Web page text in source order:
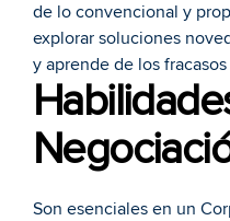
de lo convencional y
explorar soluciones
y aprende de los
Son esenciales en un